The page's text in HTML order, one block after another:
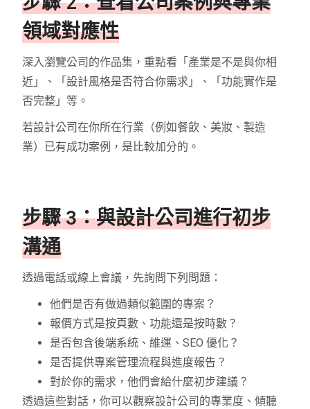
領域對應性
深入瀏覽公司的作品集，重點看「產業是不是與你相
近」、「設計風格是否符合你需求」、「功能實作是
否完整」等。
若設計公司在你所在行業（例如餐飲、美妝、製造
業）已有成功案例，是比較加分的。
步驟 3：與設計公司進行初步
溝通
透過電話或線上會議，先詢問下列問題：
他們是否有做過類似範圍的專案？
報價方式是按頁數、功能還是按時數？
是否包含後端系統、維運、SEO 優化？
是否提供專案管理流程與進度報告？
對於你的需求，他們會給什麼初步建議？
透過這些對話，你可以觀察設計公司的專業度、傾聽